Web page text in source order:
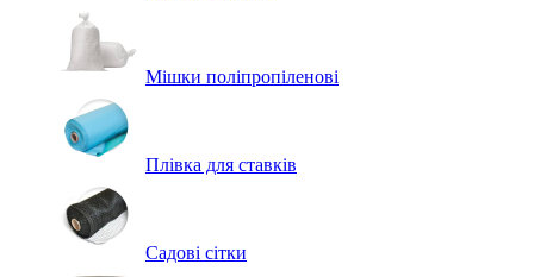
Мішки поліпропіленові
Плівка для ставків
Садові сітки